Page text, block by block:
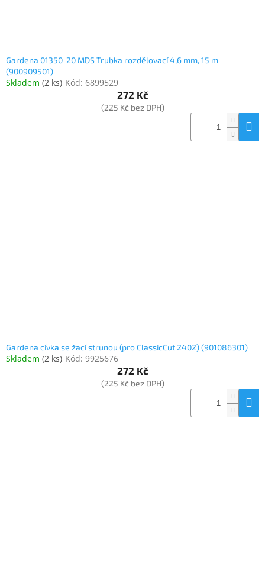
Gardena 01350-20 MDS Trubka rozdělovací 4,6 mm, 15 m
(900909501)
Skladem (2 ks) Kód: 6899529
272 Kč
(225 Kč bez DPH)
Gardena cívka se žací strunou (pro ClassicCut 2402) (901086301)
Skladem (2 ks) Kód: 9925676
272 Kč
(225 Kč bez DPH)